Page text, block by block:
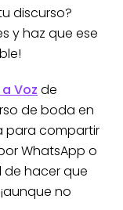
discurso?
y haz que ese
Voz de
de boda en
para compartir
WhatsApp o
de hacer que
no